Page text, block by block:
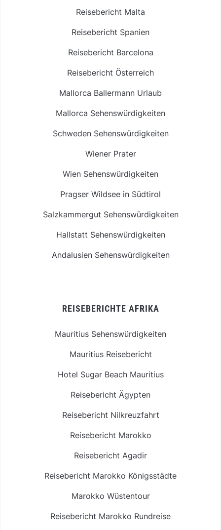
Reisebericht Malta
Reisebericht Spanien
Reisebericht Barcelona
Reisebericht Österreich
Mallorca Ballermann Urlaub
Mallorca Sehenswürdigkeiten
Schweden Sehenswürdigkeiten
Wiener Prater
Wien Sehenswürdigkeiten
Pragser Wildsee in Südtirol
Salzkammergut Sehenswürdigkeiten
Hallstatt Sehenswürdigkeiten
Andalusien Sehenswürdigkeiten
REISEBERICHTE AFRIKA
Mauritius Sehenswürdigkeiten
Mauritius Reisebericht
Hotel Sugar Beach Mauritius
Reisebericht Ägypten
Reisebericht Nilkreuzfahrt
Reisebericht Marokko
Reisebericht Agadir
Reisebericht Marokko Königsstädte
Marokko Wüstentour
Reisebericht Marokko Rundreise